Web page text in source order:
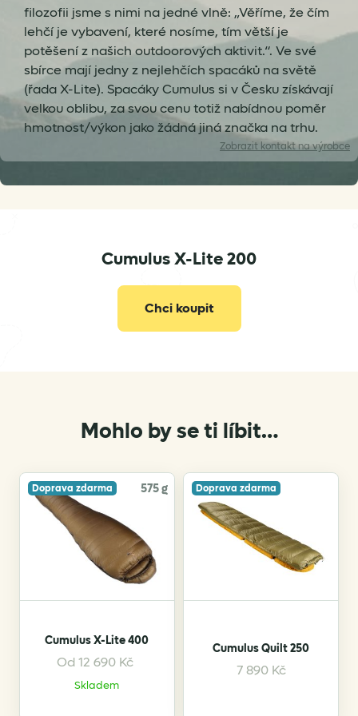
filozofii jsme s nimi na jedné vlně: „Věříme, že čím
lehčí je vybavení, které nosíme, tím větší je
potěšení z našich outdoorových aktivit.“. Ve své
sbírce mají jedny z nejlehčích spacáků na světě
(řada X-Lite). Spacáky Cumulus si v Česku získávají
velkou oblibu, za svou cenu totiž nabídnou poměr
hmotnost/výkon jako žádná jiná značka na trhu.
Zobrazit kontakt na výrobce
Cumulus X-Lite 200
Chci koupit
Mohlo by se ti líbit…
Doprava zdarma 575 g
Cumulus X-Lite 400
Od 12 690 Kč
Skladem
This
product
Doprava zdarma
Cumulus Quilt 250
7 890 Kč